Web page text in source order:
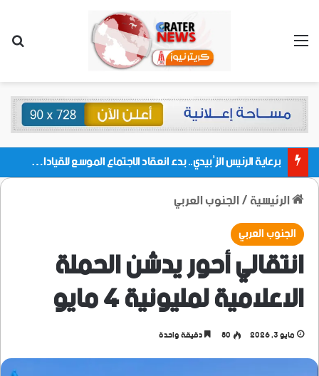
القائمة
برعاية الرئيس الزُبيدي.. بدء انعقاد الاجتماع الموسع للقيادات المحلية بالعاصمة ولمديريات وكتل مجلس العموم ومنسقيات الجامعة بالعاصمة عدن
الرئيسية/الجنوب العربي
الجنوب العربي
انتقالي أحور يدشن الحملة
الاعلامية لمليونية 4 مايو
مايو 3, 2026 80 دقيقة واحدة